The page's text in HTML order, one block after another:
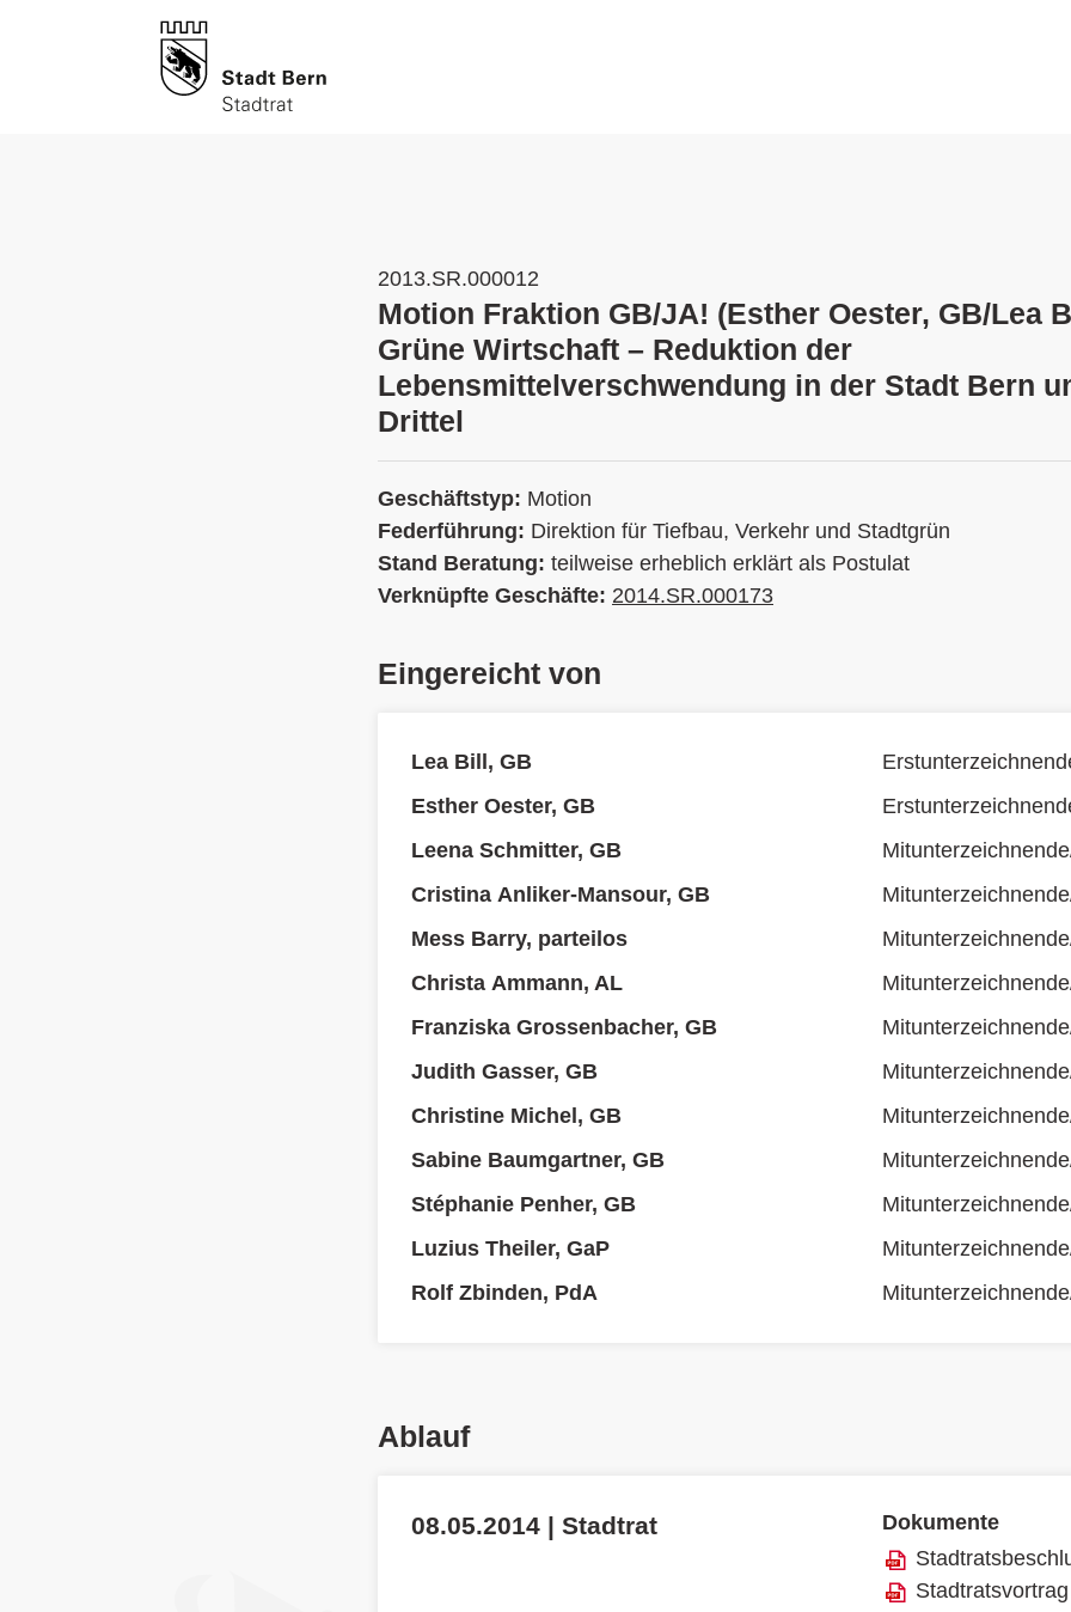
2013.SR.000012
Motion Fraktion GB/JA! (Esther Oester, GB/Lea
Grüne Wirtschaft – Reduktion der
Lebensmittelverschwendung in der Stadt Bern
Drittel
Geschäftstyp: Motion
Federführung: Direktion für Tiefbau, Verkehr und Stadtgrün
Stand Beratung: teilweise erheblich erklärt als Postulat
Verknüpfte Geschäfte: 2014.SR.000173
Eingereicht von
Lea Bill, GB
Esther Oester, GB
Leena Schmitter, GB
Cristina Anliker-Mansour, GB
Mess Barry, parteilos
Christa Ammann, AL
Franziska Grossenbacher, GB
Judith Gasser, GB
Christine Michel, GB
Sabine Baumgartner, GB
Stéphanie Penher, GB
Luzius Theiler, GaP
Rolf Zbinden, PdA
Ablauf
08.05.2014 | Stadtrat
Dokumente
Stadtratsvortrag